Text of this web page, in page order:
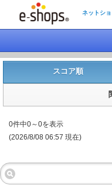
ネットショ
スコア順
0件中0～0を表示
(2026/8/08 06:57 現在)